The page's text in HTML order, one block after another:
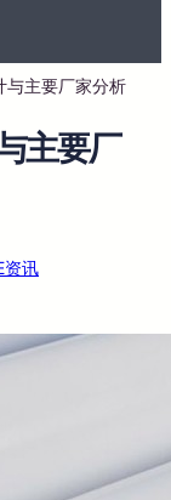
与主要厂家分析
主要厂
资讯